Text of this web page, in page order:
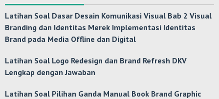
Latihan Soal Dasar Desain Komunikasi Visual Bab 2 Visual
Branding dan Identitas Merek Implementasi Identitas
Brand pada Media Offline dan Digital
Latihan Soal Logo Redesign dan Brand Refresh DKV
Lengkap dengan Jawaban
Latihan Soal Pilihan Ganda Manual Book Brand Graphic